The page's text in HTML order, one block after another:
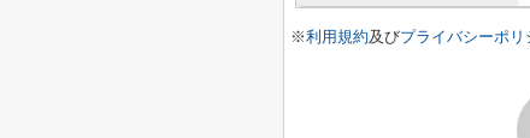
※利用規約及びプライバシーポリ